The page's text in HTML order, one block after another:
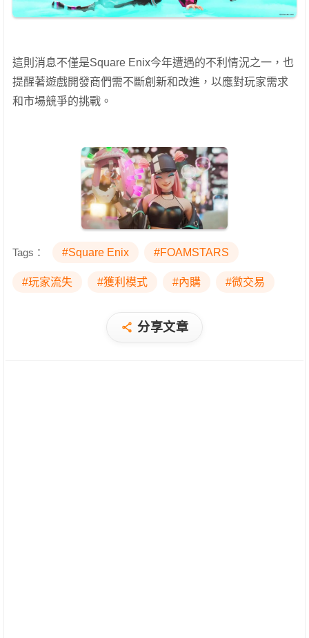
這則消息不僅是Square Enix今年遭遇的不利情況之一，也
提醒著遊戲開發商們需不斷創新和改進，以應對玩家需求
和市場競爭的挑戰。
Tags： #Square Enix #FOAMSTARS
#玩家流失 #獲利模式 #內購 #微交易
分享文章